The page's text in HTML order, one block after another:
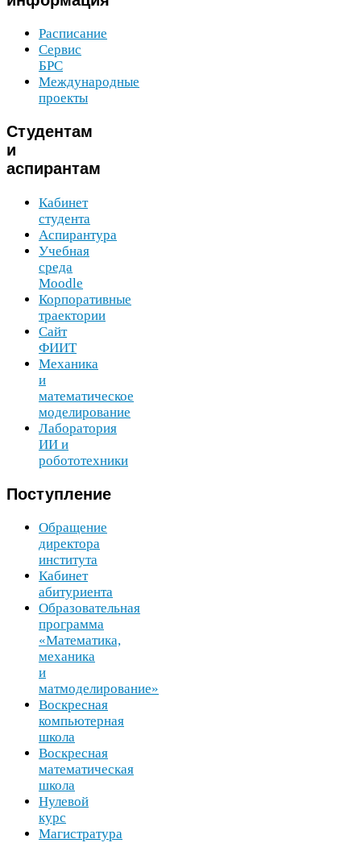
Расписание
Сервис
БРС
Международные
проекты
Студентам
и
аспирантам
Кабинет
студента
Аспирантура
Учебная
среда
Moodle
Корпоративные
траектории
Сайт
ФИИТ
Механика
и
математическое
моделирование
Лаборатория
ИИ и
робототехники
Поступление
Обращение
директора
института
Кабинет
абитуриента
Образовательная
программа
«Математика,
механика
и
матмоделирование»
Воскресная
компьютерная
школа
Воскресная
математическая
школа
Нулевой
курс
Магистратура